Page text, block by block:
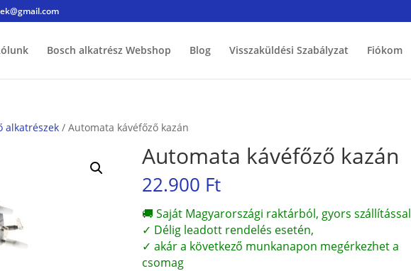
Bosch alkatrész Webshop Blog Visszaküldési Szabályzat Fiókom
alkatrészek / Automata kávéfőző kazán
Automata kávéfőző kazán
22.900 Ft
🚚 Saját Magyarországi raktárból, gyors szállítással
✓ Délig leadott rendelés esetén,
✓ akár a következő munkanapon megérkezhet a
csomag